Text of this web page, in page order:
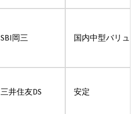
SBI岡三 国内中型バリュ
三井住友DS 安定